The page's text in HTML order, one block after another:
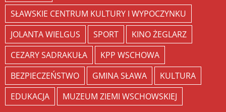
SŁAWSKIE CENTRUM KULTURY I WYPOCZYNKU
JOLANTA WIELGUS
SPORT
KINO ŻEGLARZ
CEZARY SADRAKUŁA
KPP WSCHOWA
BEZPIECZEŃSTWO
GMINA SŁAWA
KULTURA
EDUKACJA
MUZEUM ZIEMI WSCHOWSKIEJ